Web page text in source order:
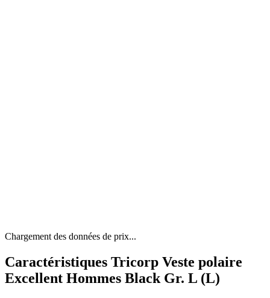
Chargement des données de prix...
Caractéristiques Tricorp Veste polaire
Excellent Hommes Black Gr. L (L)